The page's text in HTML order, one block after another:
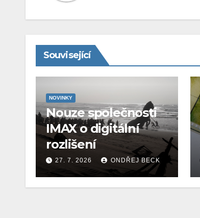
Související
NOVINKY
Nouze společnosti
IMAX o digitální
rozlišení
27. 7. 2026 ONDŘEJ BECK